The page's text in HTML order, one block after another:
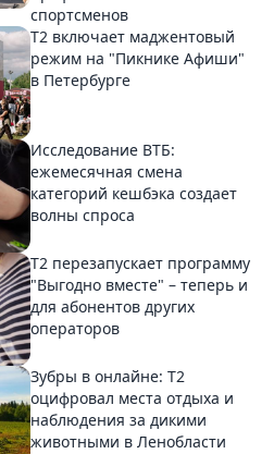
спортсменов
Т2 включает маджентовый
режим на "Пикнике Афиши"
в Петербурге
Исследование ВТБ:
ежемесячная смена
категорий кешбэка создает
волны спроса
Т2 перезапускает программу
"Выгодно вместе" – теперь и
для абонентов других
операторов
Зубры в онлайне: Т2
оцифровал места отдыха и
наблюдения за дикими
животными в Ленобласти